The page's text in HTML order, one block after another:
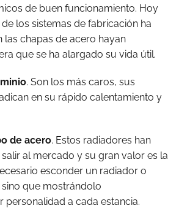
de buen funcionamiento. Hoy
los sistemas de fabricación ha
las chapas de acero hayan
que se ha alargado su vida útil.
. Son los más caros, sus
en su rápido calentamiento y
de acero. Estos radiadores han
al mercado y su gran valor es la
esconder un radiador o
que mostrándolo
personalidad a cada estancia.